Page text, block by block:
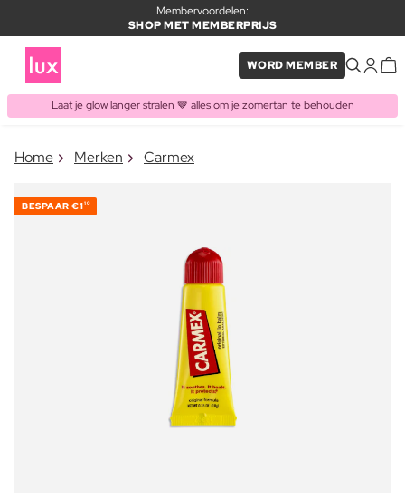
Membervoordelen:
SHOP MET MEMBERPRIJS
WORD MEMBER
Laat je glow langer stralen 🤎 alles om je zomertan te behouden
ITEM TOEGEVOEGD AAN
Home Merken Carmex
BESPAAR €110